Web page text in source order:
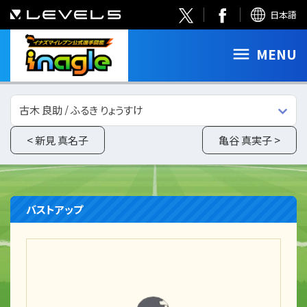
日本語
MENU
< 新見 真名子
古木 良助 / ふるき りょうすけ
亀谷 真実子 >
バストアップ